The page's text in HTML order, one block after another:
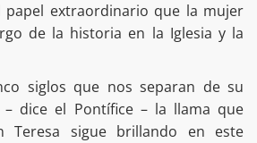
papel extraordinario que la mujer
de la historia en la Iglesia y la
siglos que nos separan de su
– dice el Pontífice – la llama que
Teresa sigue brillando en este